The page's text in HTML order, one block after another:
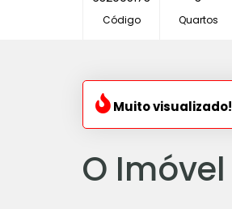
Código Quartos
Muito visualizado!
O Imóvel